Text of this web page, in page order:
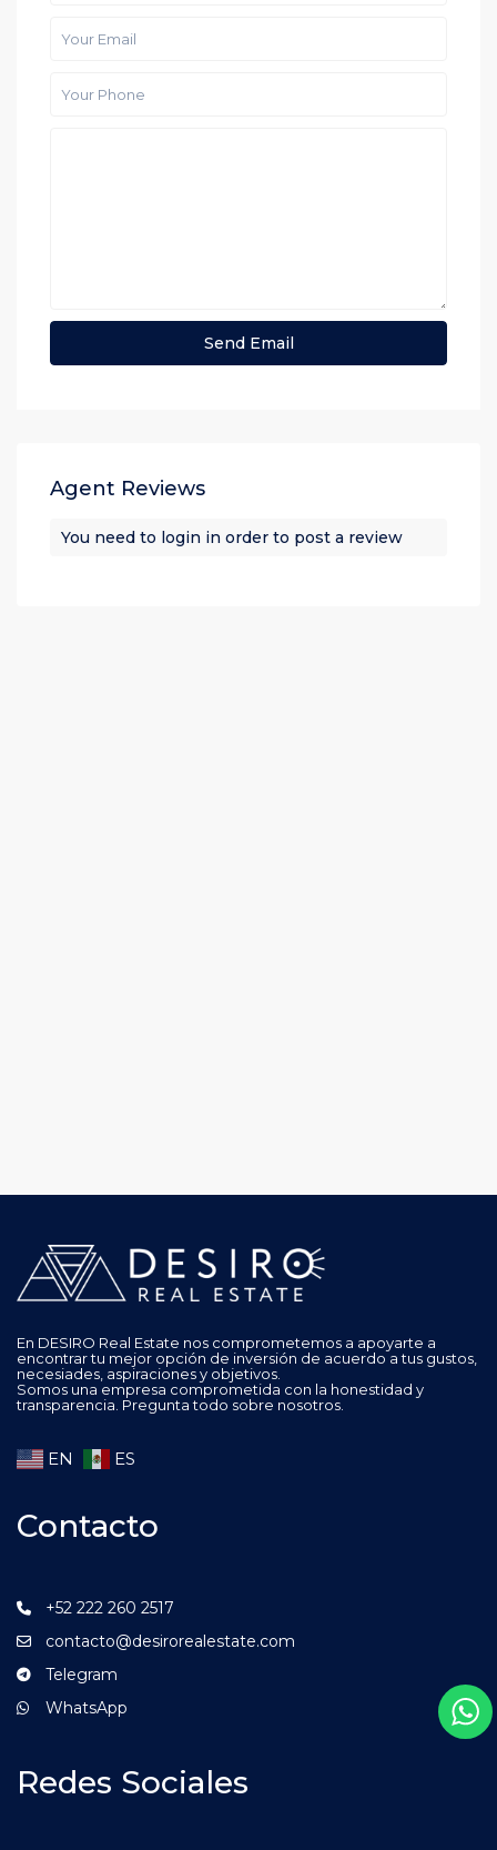
Agent Reviews
You need to login in order to post a review
En DESIRO Real Estate nos comprometemos a apoyarte a
encontrar tu mejor opción de inversión de acuerdo a tus gustos,
necesiades, aspiraciones y objetivos.
Somos una empresa comprometida con la honestidad y
transparencia. Pregunta todo sobre nosotros.
EN ES
Contacto
+52 222 260 2517
contacto@desirorealestate.com
Telegram
WhatsApp
Redes Sociales